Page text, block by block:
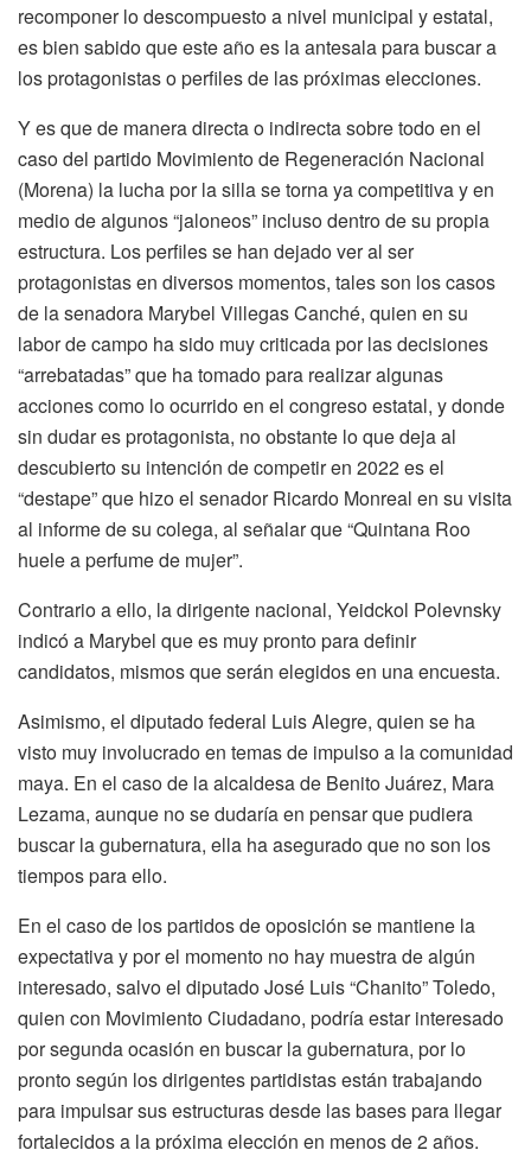
recomponer lo descompuesto a nivel municipal y estatal,
es bien sabido que este año es la antesala para buscar a
los protagonistas o perfiles de las próximas elecciones.
Y es que de manera directa o indirecta sobre todo en el
caso del partido Movimiento de Regeneración Nacional
(Morena) la lucha por la silla se torna ya competitiva y en
medio de algunos “jaloneos” incluso dentro de su propia
estructura. Los perfiles se han dejado ver al ser
protagonistas en diversos momentos, tales son los casos
de la senadora Marybel Villegas Canché, quien en su
labor de campo ha sido muy criticada por las decisiones
“arrebatadas” que ha tomado para realizar algunas
acciones como lo ocurrido en el congreso estatal, y donde
sin dudar es protagonista, no obstante lo que deja al
descubierto su intención de competir en 2022 es el
“destape” que hizo el senador Ricardo Monreal en su visita
al informe de su colega, al señalar que “Quintana Roo
huele a perfume de mujer”.
Contrario a ello, la dirigente nacional, Yeidckol Polevnsky
indicó a Marybel que es muy pronto para definir
candidatos, mismos que serán elegidos en una encuesta.
Asimismo, el diputado federal Luis Alegre, quien se ha
visto muy involucrado en temas de impulso a la comunidad
maya. En el caso de la alcaldesa de Benito Juárez, Mara
Lezama, aunque no se dudaría en pensar que pudiera
buscar la gubernatura, ella ha asegurado que no son los
tiempos para ello.
En el caso de los partidos de oposición se mantiene la
expectativa y por el momento no hay muestra de algún
interesado, salvo el diputado José Luis “Chanito” Toledo,
quien con Movimiento Ciudadano, podría estar interesado
por segunda ocasión en buscar la gubernatura, por lo
pronto según los dirigentes partidistas están trabajando
para impulsar sus estructuras desde las bases para llegar
fortalecidos a la próxima elección en menos de 2 años.